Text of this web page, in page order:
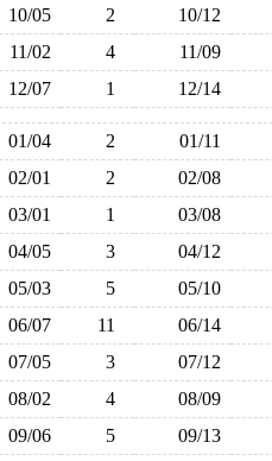
10/05 2
10/12
11/02 4
11/09
12/07 1 12/14
01/04 2
01/11
02/01 2
02/08
03/01 1
03/08
04/05 3
04/12
05/03 5
05/10
06/07 11
06/14
07/05 3
07/12
08/02 4
08/09
09/06 5
09/13